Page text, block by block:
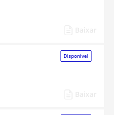
Disponível